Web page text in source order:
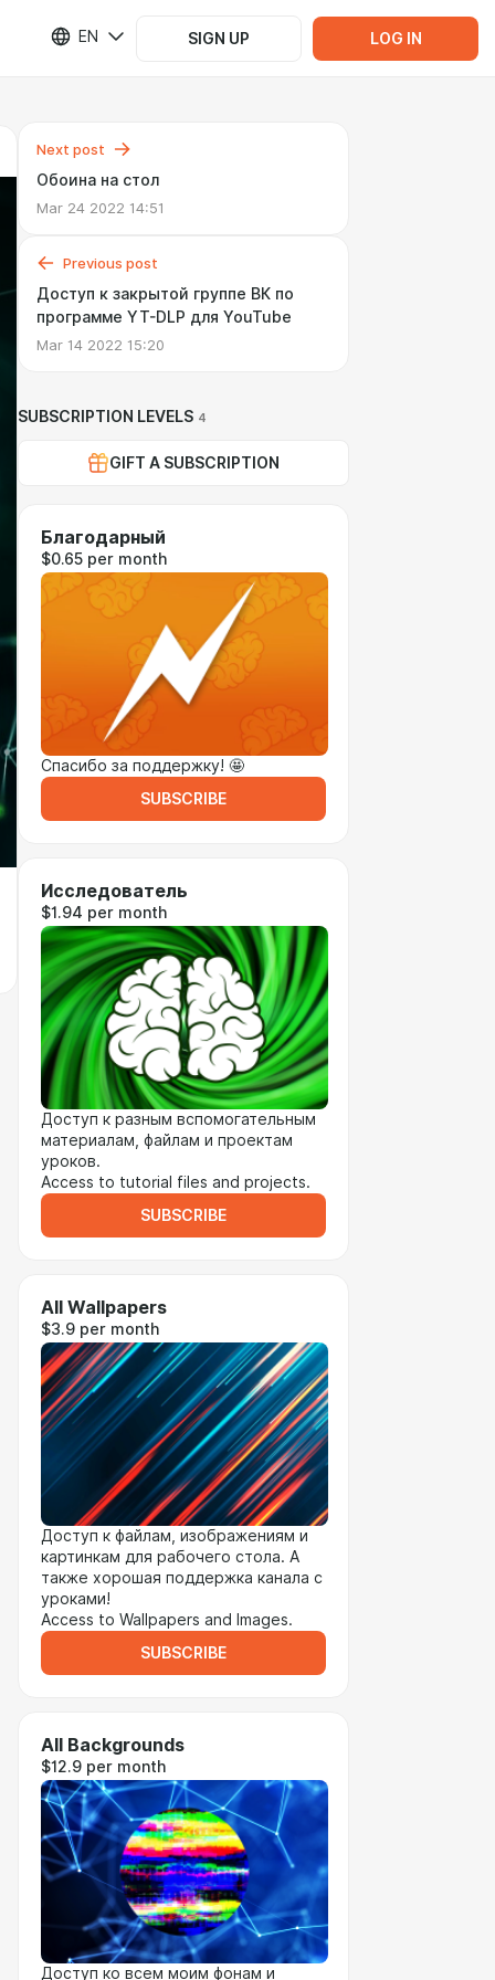
EN SIGN UP LOG IN
Next post
Обоина на стол
Mar 24 2022 14:51
Previous post
Доступ к закрытой группе ВК по
программе YT-DLP для YouTube
Mar 14 2022 15:20
SUBSCRIPTION LEVELS 4
GIFT A SUBSCRIPTION
Благодарный
$0.65 per month
Спасибо за поддержку! 🤩
SUBSCRIBE
Исследователь
$1.94 per month
Доступ к разным вспомогательным
материалам, файлам и проектам
уроков.
Access to tutorial files and projects.
SUBSCRIBE
All Wallpapers
$3.9 per month
Доступ к файлам, изображениям и
картинкам для рабочего стола. А
также хорошая поддержка канала с
уроками!
Access to Wallpapers and Images.
SUBSCRIBE
All Backgrounds
$12.9 per month
Доступ ко всем моим фонам и